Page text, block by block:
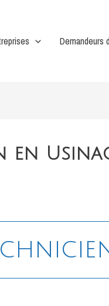
Demandeurs
en